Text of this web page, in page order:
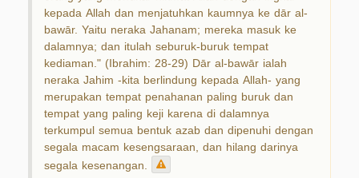
kepada Allah dan menjatuhkan kaumnya ke dār al-
bawār. Yaitu neraka Jahanam; mereka masuk ke
dalamnya; dan itulah seburuk-buruk tempat
kediaman." (Ibrahim: 28-29) Dār al-bawār ialah
neraka Jahim -kita berlindung kepada Allah- yang
merupakan tempat penahanan paling buruk dan
tempat yang paling keji karena di dalamnya
terkumpul semua bentuk azab dan dipenuhi dengan
segala macam kesengsaraan, dan hilang darinya
segala kesenangan.